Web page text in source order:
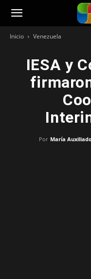
Noticias251
Inicio Venezuela
IESA y
Por María